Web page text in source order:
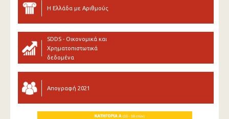
Η Ελλάδα με Αριθμούς
SDDS - Οικονομικά και
Χρηματοπιστωτικά
δεδομένα
Απογραφή 2021